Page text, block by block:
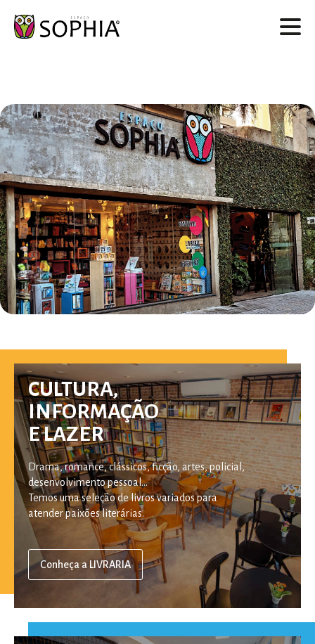
CULTURA,
INFORMAÇÃO
E LAZER
Drama, romance, clássicos, ficção, artes, policial,
desenvolvimento pessoal...
Temos uma seleção de livros variados para
atender paixões literárias.
Conheça a LIVRARIA